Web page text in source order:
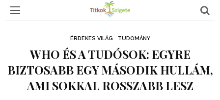
ÉRDEKES VILÁG TUDOMÁNY
WHO ÉS A TUDÓSOK: EGYRE
BIZTOSABB EGY MÁSODIK HULLÁM,
AMI SOKKAL ROSSZABB LESZ